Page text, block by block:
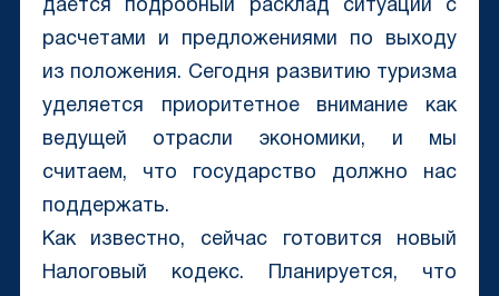
дается подробный расклад ситуации с
расчетами и предложениями по выходу
из положения. Сегодня развитию туризма
уделяется приоритетное внимание как
ведущей отрасли экономики, и мы
считаем, что государство должно нас
поддержать.
Как известно, сейчас готовится новый
Налоговый кодекс. Планируется, что